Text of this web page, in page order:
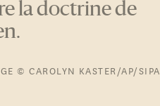
la doctrine de
© CAROLYN KASTER/AP/SIPA